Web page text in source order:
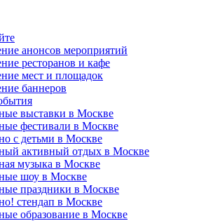
анонсов мероприятий
ресторанов и кафе
мест и площадок
баннеров
выставки в Москве
фестивали в Москве
с детьми в Москве
активный отдых в Москве
музыка в Москве
шоу в Москве
праздники в Москве
стендап в Москве
образование в Москве